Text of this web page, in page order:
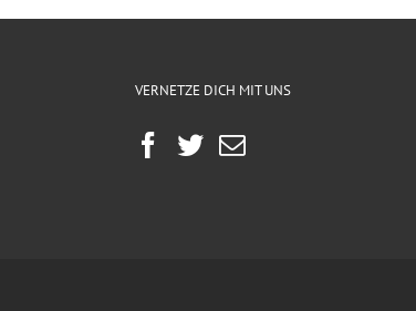
VERNETZE DICH MIT UNS